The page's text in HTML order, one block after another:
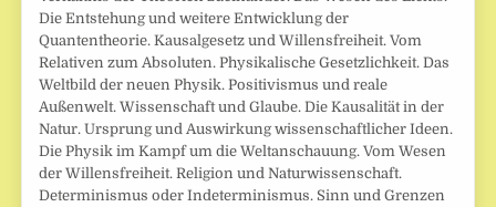
Die Entstehung und weitere Entwicklung der
Quantentheorie. Kausalgesetz und Willensfreiheit. Vom
Relativen zum Absoluten. Physikalische Gesetzlichkeit. Das
Weltbild der neuen Physik. Positivismus und reale
Außenwelt. Wissenschaft und Glaube. Die Kausalität in der
Natur. Ursprung und Auswirkung wissenschaftlicher Ideen.
Die Physik im Kampf um die Weltanschauung. Vom Wesen
der Willensfreiheit. Religion und Naturwissenschaft.
Determinismus oder Indeterminismus. Sinn und Grenzen